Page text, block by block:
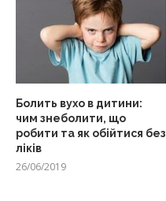
Болить вухо в дитини:
чим знеболити, що
робити та як обійтися без
ліків
26/06/2019